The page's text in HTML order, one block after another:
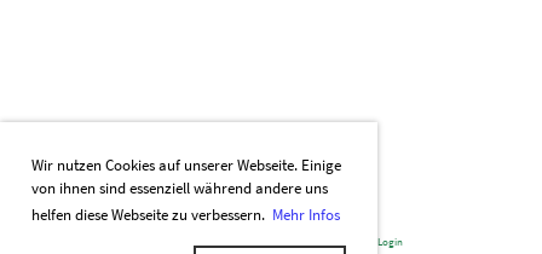
Wir nutzen Cookies auf unserer Webseite. Einige
von ihnen sind essenziell während andere uns
helfen diese Webseite zu verbessern. Mehr Infos
ClubDesk Login